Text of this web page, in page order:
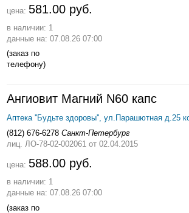
цена: 581.00 руб.
в наличии: 1
данные на: 07.08.26 07:00
(заказ по
телефону)
Ангиовит Магний N60 капс
Аптека ''Будьте здоровы'', ул.Парашютная д.25
(812) 676-6278 Санкт-Петербург
лиц. ЛО-78-02-002061 от 02.04.2015
цена: 588.00 руб.
в наличии: 1
данные на: 07.08.26 07:00
(заказ по